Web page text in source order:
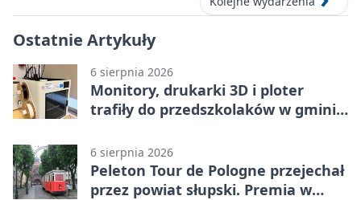
Ostatnie Artykuły
6 sierpnia 2026
Monitory, drukarki 3D i ploter
trafiły do przedszkolaków w gminie
6 sierpnia 2026
Peleton Tour de Pologne przejechał
przez powiat słupski. Premia w